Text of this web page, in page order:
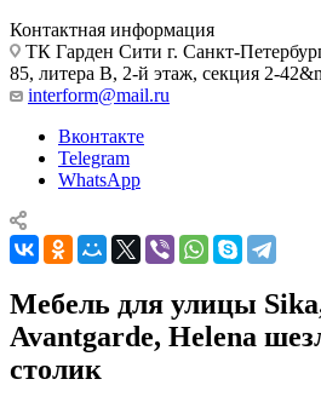
Контактная информация
ТК Гарден Сити г. Санкт-
85, литера В, 2-й этаж, секция 2-
interform@mail.ru
Вконтакте
Telegram
WhatsApp
Мебель для улицы
Avantgarde, Helena
столик